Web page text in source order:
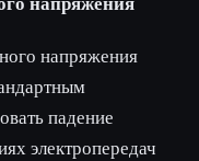
напряжения
падение
электропередач